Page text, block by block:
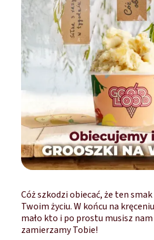
Cóż szkodzi obiecać, że ten
Twoim życiu. W końcu na
mało kto i po prostu musisz
zamierzamy Tobie!